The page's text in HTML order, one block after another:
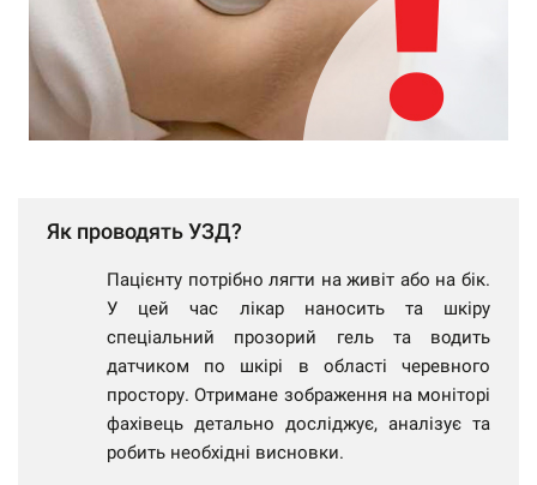
Як проводять УЗД?
Пацієнту потрібно лягти на живіт або на бік.
У цей час лікар наносить та шкіру
спеціальний прозорий гель та водить
датчиком по шкірі в області черевного
простору. Отримане зображення на моніторі
фахівець детально досліджує, аналізує та
робить необхідні висновки.